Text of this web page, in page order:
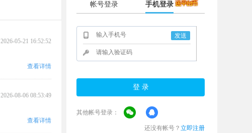
2026-05-21 16:52:52
查看详情
2026-08-06 08:53:49
查看详情
帐号登录 手机登录
发送
其他帐号登录：
还没有帐号？ 立即注册